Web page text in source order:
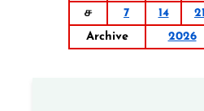
ச
7 14 21
Archive
2026